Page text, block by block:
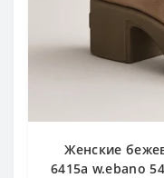
Женские
6415a w.ebano